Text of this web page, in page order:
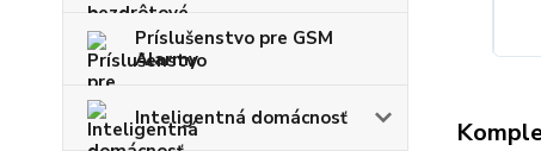
Príslušenstvo pre GSM
Alarmy
Inteligentná domácnosť